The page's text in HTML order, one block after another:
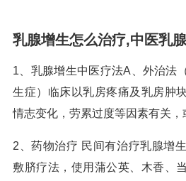
乳腺增生怎么治疗,中医乳
1、乳腺增生中医疗法A、外治法
生症）临床以乳房疼痛及乳房肿
情志变化，劳累过度等因素有关，
2、药物治疗 民间有治疗乳腺增
敷脐疗法，使用蒲公英、木香、